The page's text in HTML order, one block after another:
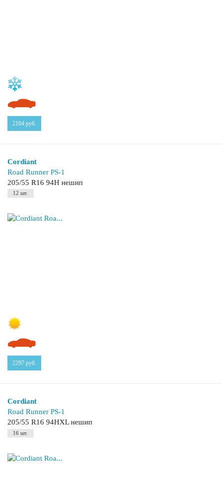
2104 руб.
Cordiant
Road Runner PS-1
205/55 R16 94H нешип
12 шт.
2297 руб.
Cordiant
Road Runner PS-1
205/55 R16 94HXL нешип
16 шт.